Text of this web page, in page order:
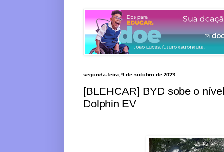
segunda-feira, 9 de outubro de 2023
[BLEHCAR] BYD sobe o
Dolphin EV